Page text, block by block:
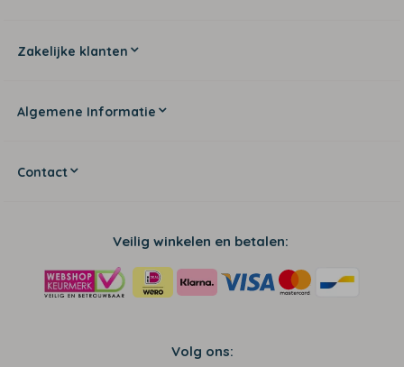
Zakelijke klanten
Algemene Informatie
Contact
Veilig winkelen en betalen:
Volg ons: